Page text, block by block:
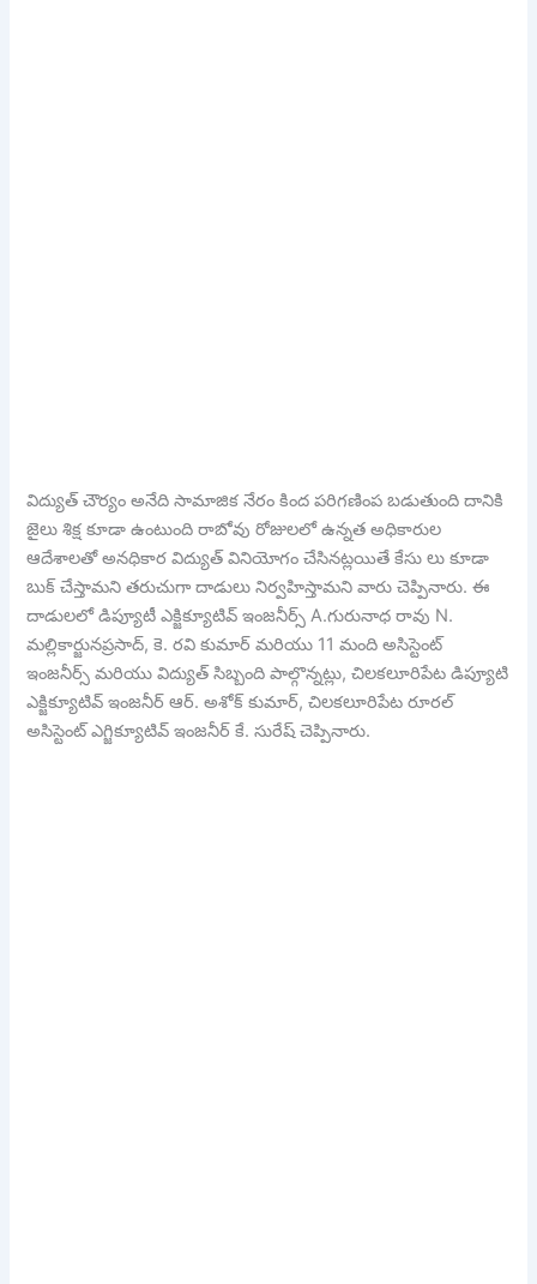
విద్యుత్ చౌర్యం అనేది సామాజిక నేరం కింద పరిగణింప బడుతుంది దానికి
జైలు శిక్ష కూడా ఉంటుంది రాబోవు రోజులలో ఉన్నత అధికారుల
ఆదేశాలతో అనధికార విద్యుత్ వినియోగం చేసినట్లయితే కేసు లు కూడా
బుక్ చేస్తామని తరుచుగా దాడులు నిర్వహిస్తామని వారు చెప్పినారు. ఈ
దాడులలో డిప్యూటీ ఎక్జిక్యూటివ్ ఇంజనీర్స్ A.గురునాధ రావు N.
మల్లికార్జునప్రసాద్, కె. రవి కుమార్ మరియు 11 మంది అసిస్టెంట్
ఇంజనీర్స్ మరియు విద్యుత్ సిబ్బంది పాల్గొన్నట్లు, చిలకలూరిపేట డిప్యూటి
ఎక్జిక్యూటివ్ ఇంజనీర్ ఆర్. అశోక్ కుమార్, చిలకలూరిపేట రూరల్
అసిస్టెంట్ ఎగ్జిక్యూటివ్ ఇంజనీర్ కే. సురేష్ చెప్పినారు.